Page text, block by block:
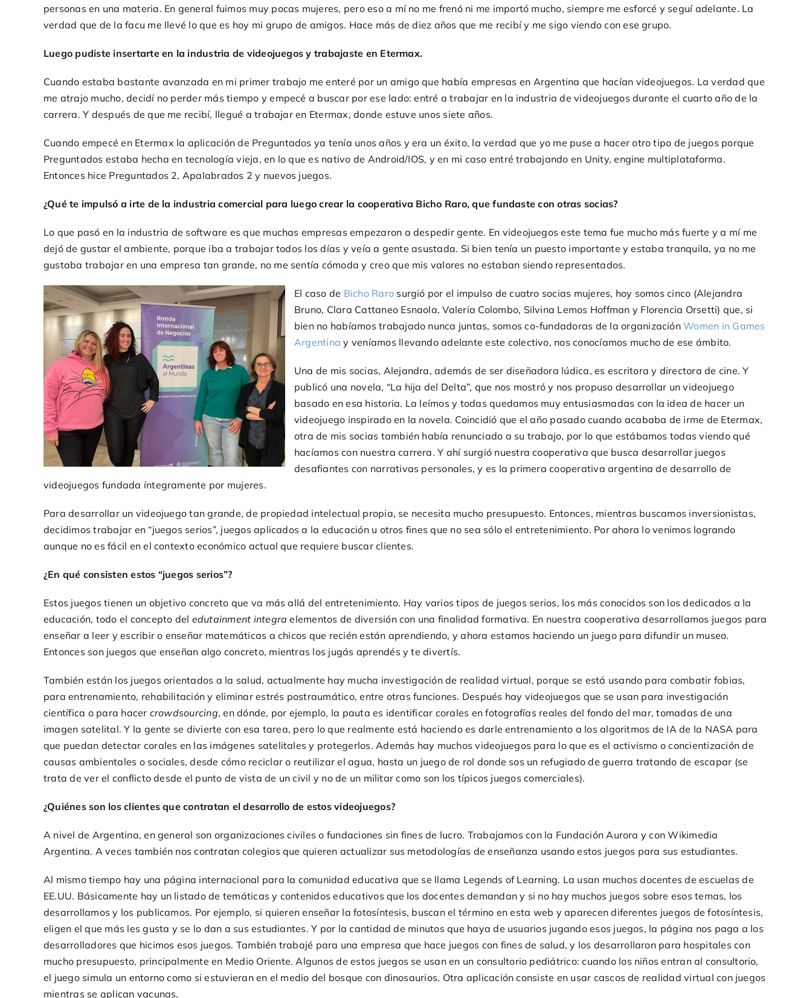
personas en una materia. En general fuimos muy pocas mujeres, pero eso a mí no me frenó ni me importó mucho, siempre me esforcé y seguí adelante. La
verdad que de la facu me llevé lo que es hoy mi grupo de amigos. Hace más de diez años que me recibí y me sigo viendo con ese grupo.
Luego pudiste insertarte en la industria de videojuegos y trabajaste en Etermax.
Cuando estaba bastante avanzada en mi primer trabajo me enteré por un amigo que había empresas en Argentina que hacían videojuegos. La verdad que
me atrajo mucho, decidí no perder más tiempo y empecé a buscar por ese lado: entré a trabajar en la industria de videojuegos durante el cuarto año de la
carrera. Y después de que me recibí, llegué a trabajar en Etermax, donde estuve unos siete años.
Cuando empecé en Etermax la aplicación de Preguntados ya tenía unos años y era un éxito, la verdad que yo me puse a hacer otro tipo de juegos porque
Preguntados estaba hecha en tecnología vieja, en lo que es nativo de Android/IOS, y en mi caso entré trabajando en Unity, engine multiplataforma.
Entonces hice Preguntados 2, Apalabrados 2 y nuevos juegos.
¿Qué te impulsó a irte de la industria comercial para luego crear la cooperativa Bicho Raro, que fundaste con otras socias?
Lo que pasó en la industria de software es que muchas empresas empezaron a despedir gente. En videojuegos este tema fue mucho más fuerte y a mí me
dejó de gustar el ambiente, porque iba a trabajar todos los días y veía a gente asustada. Si bien tenía un puesto importante y estaba tranquila, ya no me
gustaba trabajar en una empresa tan grande, no me sentía cómoda y creo que mis valores no estaban siendo representados.
El caso de Bicho Raro surgió por el impulso de cuatro socias mujeres, hoy somos cinco (Alejandra
Bruno, Clara Cattaneo Esnaola, Valeria Colombo, Silvina Lemos Hoffman y Florencia Orsetti) que, si
bien no habíamos trabajado nunca juntas, somos co-fundadoras de la organizaciónWomen in Games
Argentina y veníamos llevando adelante este colectivo, nos conocíamos mucho de ese ámbito.
Una de mis socias, Alejandra, además de ser diseñadora lúdica, es escritora y directora de cine. Y
publicó una novela, “La hija del Delta”, que nos mostró y nos propuso desarrollar un videojuego
basado en esa historia. La leímos y todas quedamos muy entusiasmadas con la idea de hacer un
videojuego inspirado en la novela. Coincidió que el año pasado cuando acababa de irme de Etermax,
otra de mis socias también había renunciado a su trabajo, por lo que estábamos todas viendo qué
hacíamos con nuestra carrera. Y ahí surgió nuestra cooperativa que busca desarrollar juegos
desafiantes con narrativas personales, y es la primera cooperativa argentina de desarrollo de
videojuegos fundada íntegramente por mujeres.
Para desarrollar un videojuego tan grande, de propiedad intelectual propia, se necesita mucho presupuesto. Entonces, mientras buscamos inversionistas,
decidimos trabajar en “juegos serios”, juegos aplicados a la educación u otros fines que no sea sólo el entretenimiento. Por ahora lo venimos logrando
aunque no es fácil en el contexto económico actual que requiere buscar clientes.
¿En qué consisten estos “juegos serios”?
Estos juegos tienen un objetivo concreto que va más allá del entretenimiento. Hay varios tipos de juegos serios, los más conocidos son los dedicados a la
educación, todo el concepto del edutainment integra elementos de diversión con una finalidad formativa. En nuestra cooperativa desarrollamos juegos para
enseñar a leer y escribir o enseñar matemáticas a chicos que recién están aprendiendo, y ahora estamos haciendo un juego para difundir un museo.
Entonces son juegos que enseñan algo concreto, mientras los jugás aprendés y te divertís.
También están los juegos orientados a la salud, actualmente hay mucha investigación de realidad virtual, porque se está usando para combatir fobias,
para entrenamiento, rehabilitación y eliminar estrés postraumático, entre otras funciones. Después hay videojuegos que se usan para investigación
científica o para hacer crowdsourcing, en dónde, por ejemplo, la pauta es identificar corales en fotografías reales del fondo del mar, tomadas de una
imagen satelital. Y la gente se divierte con esa tarea, pero lo que realmente está haciendo es darle entrenamiento a los algoritmos de IA de la NASA para
que puedan detectar corales en las imágenes satelitales y protegerlos. Además hay muchos videojuegos para lo que es el activismo o concientización de
causas ambientales o sociales, desde cómo reciclar o reutilizar el agua, hasta un juego de rol donde sos un refugiado de guerra tratando de escapar (se
trata de ver el conflicto desde el punto de vista de un civil y no de un militar como son los típicos juegos comerciales).
¿Quiénes son los clientes que contratan el desarrollo de estos videojuegos?
A nivel de Argentina, en general son organizaciones civiles o fundaciones sin fines de lucro. Trabajamos con la Fundación Aurora y con Wikimedia
Argentina. A veces también nos contratan colegios que quieren actualizar sus metodologías de enseñanza usando estos juegos para sus estudiantes.
Al mismo tiempo hay una página internacional para la comunidad educativa que se llama Legends of Learning. La usan muchos docentes de escuelas de
EE.UU. Básicamente hay un listado de temáticas y contenidos educativos que los docentes demandan y si no hay muchos juegos sobre esos temas, los
desarrollamos y los publicamos. Por ejemplo, si quieren enseñar la fotosíntesis, buscan el término en esta web y aparecen diferentes juegos de fotosíntesis,
eligen el que más les gusta y se lo dan a sus estudiantes. Y por la cantidad de minutos que haya de usuarios jugando esos juegos, la página nos paga a los
desarrolladores que hicimos esos juegos. También trabajé para una empresa que hace juegos con fines de salud, y los desarrollaron para hospitales con
mucho presupuesto, principalmente en Medio Oriente. Algunos de estos juegos se usan en un consultorio pediátrico: cuando los niños entran al consultorio,
el juego simula un entorno como si estuvieran en el medio del bosque con dinosaurios. Otra aplicación consiste en usar cascos de realidad virtual con juegos
mientras se aplican vacunas.